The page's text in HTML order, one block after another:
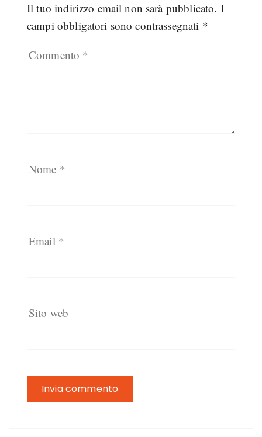
Il tuo indirizzo email non sarà pubblicato. I
campi obbligatori sono contrassegnati *
Commento *
Nome *
Email *
Sito web